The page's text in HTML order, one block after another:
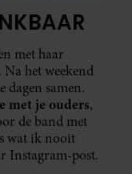
met haar
het weekend
dagen samen.
met je ouders,
de band met
wat ik nooit
Instagram-post.